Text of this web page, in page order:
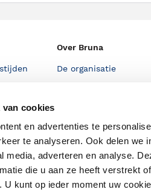
van cookies
en advertenties te
te analyseren. Ook delen we
media, adverteren en analyse.
die u aan ze heeft verstrekt
kunt op ieder moment uw
Over Bruna
De organisatie
De voordelen van
Responsible
Statement
Blog